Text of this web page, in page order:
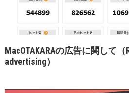
MacOTAKARAの広告に関して（
advertising）